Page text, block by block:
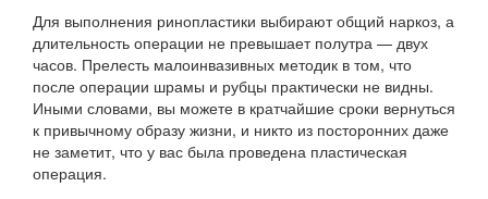
Для выполнения ринопластики выбирают общий наркоз, а
длительность операции не превышает полутра — двух
часов. Прелесть малоинвазивных методик в том, что
после операции шрамы и рубцы практически не видны.
Иными словами, вы можете в кратчайшие сроки вернуться
к привычному образу жизни, и никто из посторонних даже
не заметит, что у вас была проведена пластическая
операция.